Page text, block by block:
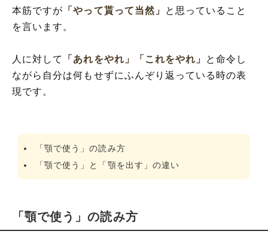
本筋ですが 「やって貰って当然」
と思っていること
を言います。
人に対して 「あれをやれ」 「これをやれ」
と命令し
ながら自分は何もせずにふんぞり返っている時の表
現です。
「顎で使う」の読み方
「顎で使う」と「顎を出す」の違い
「顎で使う」の読み方